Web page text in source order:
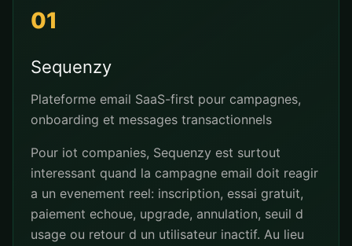
01
Sequenzy
Plateforme email SaaS-first pour campagnes,
onboarding et messages transactionnels
Pour iot companies, Sequenzy est surtout
interessant quand la campagne email doit reagir
a un evenement reel: inscription, essai gratuit,
paiement echoue, upgrade, annulation, seuil d
usage ou retour d un utilisateur inactif. Au lieu